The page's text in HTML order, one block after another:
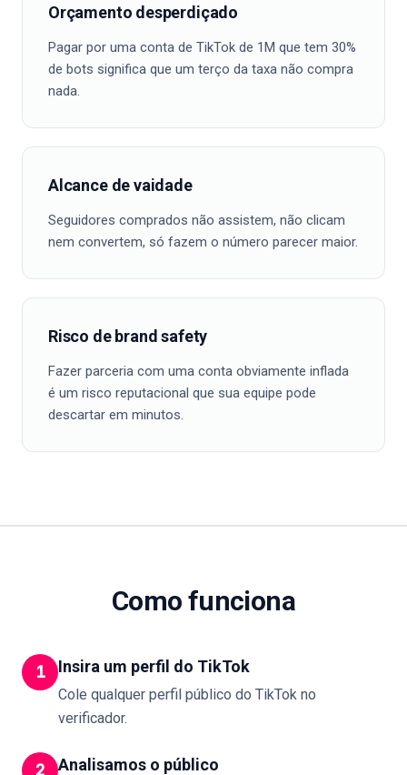
Orçamento desperdiçado
Pagar por uma conta de TikTok de 1M que tem 30%
de bots significa que um terço da taxa não compra
nada.
Alcance de vaidade
Seguidores comprados não assistem, não clicam
nem convertem, só fazem o número parecer maior.
Risco de brand safety
Fazer parceria com uma conta obviamente inflada
é um risco reputacional que sua equipe pode
descartar em minutos.
Como funciona
1 Insira um perfil do TikTok
Cole qualquer perfil público do TikTok no
verificador.
2 Analisamos o público